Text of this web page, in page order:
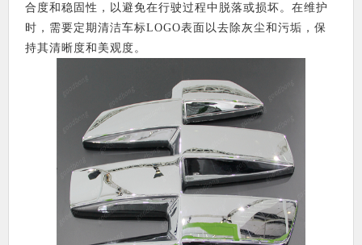
合度和稳固性，以避免在行驶过程中脱落或损坏。在维护
时，需要定期清洁车标LOGO表面以去除灰尘和污垢，保
持其清晰度和美观度。